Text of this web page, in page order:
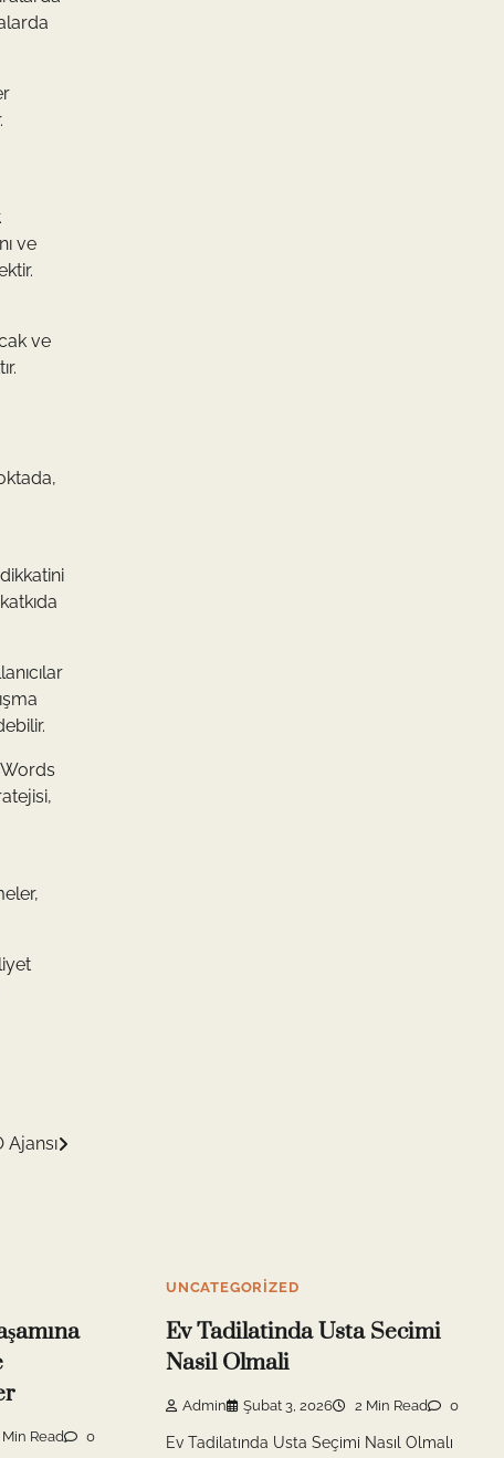
ve
ve
Ajansı
Min Read 0
UNCATEGORIZED
Ev Tadilatinda Usta Secimi
Nasil Olmali
Admin Şubat 3, 2026 2 Min Read 0
Ev Tadilatında Usta Seçimi Nasıl Olmalı